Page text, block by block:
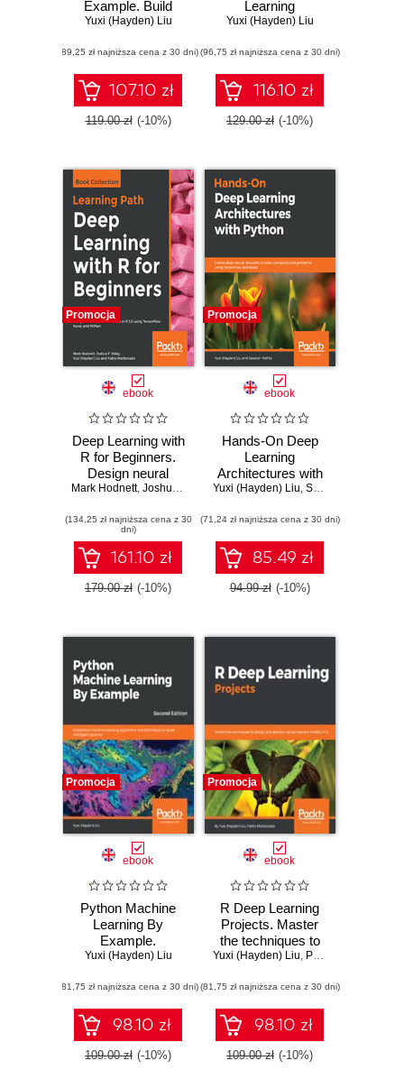
Example. Build
intelligent systems
TensorFlow 2,
PyTorch, and
scikit-learn - Third
Edition
Yuxi (Hayden) Liu
(89,25 zł najniższa cena z 30 dni)
107.10 zł
119.00 zł (-10%)
Learning
Cookbook. Over
design, develop,
and deploy self-
learning AI models
using Python
Yuxi (Hayden) Liu
(96,75 zł najniższa cena z 30 dni)
116.10 zł
129.00 zł (-10%)
Promocja
ebook
Deep Learning with
R for Beginners.
Design neural
network models in
TensorFlow, Keras,
and MXNet
Mark Hodnett, Joshua F. Wiley ,Yuxi (Hayden) Liu,Pablo Maldonado
(134,25 zł najniższa cena z 30
dni)
161.10 zł
179.00 zł (-10%)
Promocja
ebook
Hands-On Deep
Learning
Architectures with
Python. Create
networks to solve
computational
problems using
TensorFlow and
Keras
Yuxi (Hayden) Liu, Saransh Mehta
(71,24 zł najniższa cena z 30 dni)
85.49 zł
94.99 zł (-10%)
Promocja
ebook
Python Machine
Learning By
Example.
Implement
algorithms and
techniques to build
intelligent systems
- Second Edition
Yuxi (Hayden) Liu
(81,75 zł najniższa cena z 30 dni)
98.10 zł
109.00 zł (-10%)
Promocja
ebook
R Deep Learning
Projects. Master
the techniques to
design and develop
models in R
Yuxi (Hayden) Liu, Pablo Maldonado
(81,75 zł najniższa cena z 30 dni)
98.10 zł
109.00 zł (-10%)